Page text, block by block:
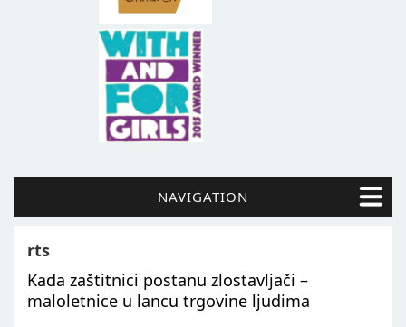
NAVIGATION
rts
Kada zaštitnici postanu zlostavljači –
maloletnice u lancu trgovine ljudima